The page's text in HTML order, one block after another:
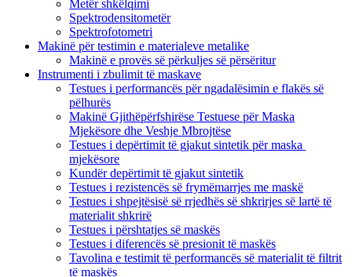
Metër shkëlqimi
Spektrodensitometër
Spektrofotometri
Makinë për testimin e materialeve metalike
Makinë e provës së përkuljes së përsëritur
Instrumenti i zbulimit të maskave
Testues i performancës për ngadalësimin e flakës së
pëlhurës
Makinë Gjithëpërfshirëse Testuese për Maska
Mjekësore dhe Veshje Mbrojtëse
Testues i depërtimit të gjakut sintetik për maska ​​
mjekësore
Kundër depërtimit të gjakut sintetik
Testues i rezistencës së frymëmarrjes me maskë
Testues i shpejtësisë së rrjedhës së shkrirjes së lartë të
materialit shkrirë
Testues i përshtatjes së maskës
Testues i diferencës së presionit të maskës
Tavolina e testimit të performancës së materialit të filtrit
të maskës